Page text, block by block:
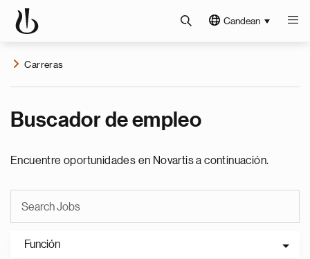
Candean
Carreras
Buscador de empleo
Encuentre oportunidades en Novartis a continuación.
Función